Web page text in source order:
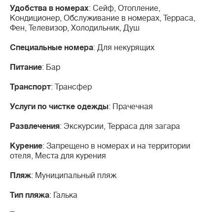
Удобства в номерах: Сейф, Отопление,
Кондиционер, Обслуживание в номерах, Терраса,
Фен, Телевизор, Холодильник, Душ
Специальные номера: Для некурящих
Питание: Бар
Транспорт: Трансфер
Услуги по чистке одежды: Прачечная
Развлечения: Экскурсии, Терраса для загара
Курение: Запрещено в номерах и на территории
отеля, Места для курения
Пляж: Муниципальный пляж
Тип пляжа: Галька